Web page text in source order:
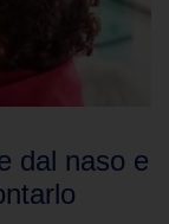
dal naso e